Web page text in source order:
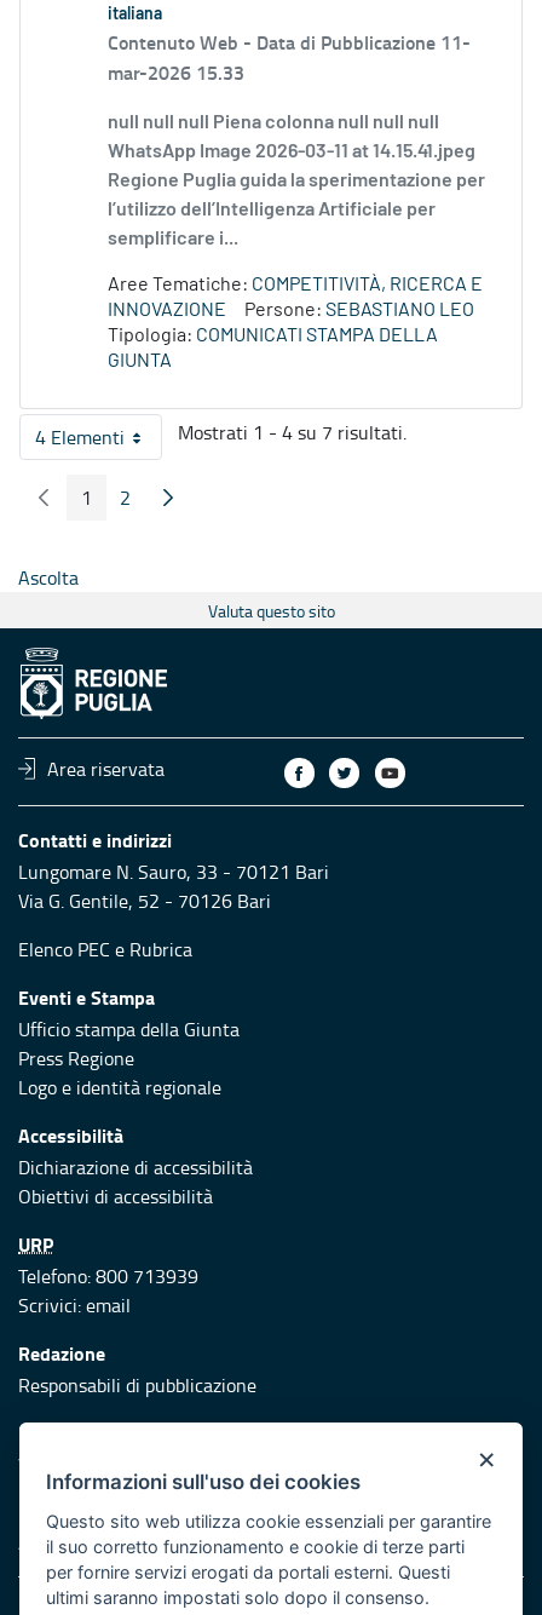
italiana
Contenuto Web - Data di Pubblicazione 11-
mar-2026 15.33
null null null Piena colonna null null null
WhatsApp Image 2026-03-11 at 14.15.41.jpeg
Regione Puglia guida la sperimentazione per
l’utilizzo dell’Intelligenza Artificiale per
semplificare i...
Aree Tematiche: COMPETITIVITÀ, RICERCA E
INNOVAZIONE
Persone: SEBASTIANO LEO
Tipologia: COMUNICATI STAMPA DELLA
GIUNTA
4 ElementiPer pagina
Mostrati 1 - 4 su 7 risultati.
Pagina Precedente
Pagina
1 Pagina
2 Pagina Seguente
Ascolta
Valuta questo sito
Area riservata
Contatti e indirizzi
Lungomare N. Sauro, 33 - 70121 Bari
Via G. Gentile, 52 - 70126 Bari
Elenco PEC e Rubrica
Eventi e Stampa
Ufficio stampa della Giunta
Press Regione
Logo e identità regionale
Accessibilità
Dichiarazione di accessibilità
Obiettivi di accessibilità
URP
Telefono: 800 713939
Scrivici:email
Redazione
Responsabili di pubblicazione
Protezione civile
Vai al sito di Protezione Civile Puglia
Iniziativa finanziata con risorse del POR Puglia 2014/2020 -
Asse XI
×
Informazioni sull'uso dei cookies
Questo sito web utilizza cookie essenziali per garantire
il suo corretto funzionamento e cookie di terze parti
per fornire servizi erogati da portali esterni. Questi
ultimi saranno impostati solo dopo il consenso.